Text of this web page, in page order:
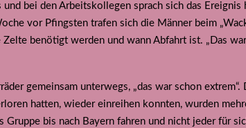
bei den Arbeitskollegen sprach sich das Ereignis
vor Pfingsten trafen sich die Männer beim
benötigt werden und wann Abfahrt ist. „Das
gemeinsam unterwegs, „das war schon extrem“.
hatten, wieder einreihen konnten, wurden
bis nach Bayern fahren und nicht jeder für